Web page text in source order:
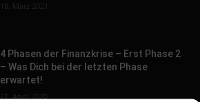
18. März 2021
4 Phasen der Finanzkrise – Erst Phase 2
– Was Dich bei der letzten Phase
erwartet!
21. April 2020